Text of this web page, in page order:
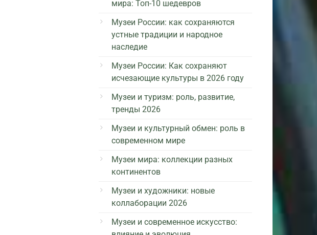
мира: Топ-10 шедевров
Музеи России: как сохраняются
устные традиции и народное
наследие
Музеи России: Как сохраняют
исчезающие культуры в 2026 году
Музеи и туризм: роль, развитие,
тренды 2026
Музеи и культурный обмен: роль в
современном мире
Музеи мира: коллекции разных
континентов
Музеи и художники: новые
коллаборации 2026
Музеи и современное искусство: